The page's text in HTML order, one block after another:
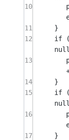
10
11
}
12
if
null
13
14
}
15
if
null
16
17
}